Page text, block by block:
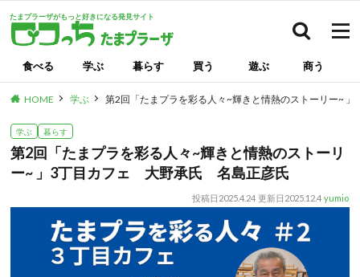
たまプラーザがもっと好きになる発見サイト
食べる 学ぶ 暮らす 買う 遊ぶ 商う
HOME 学ぶ 第2回「たまプラを彩る人々~輝きと情熱のストーリー~
学ぶ 暮らす
第2回「たまプラを彩る人々~輝きと情熱のストーリ
ー~ 」3丁目カフェ 大野承氏 名島正彦氏
投稿日 2025.4.24 更新日 2025.12.4 yumio